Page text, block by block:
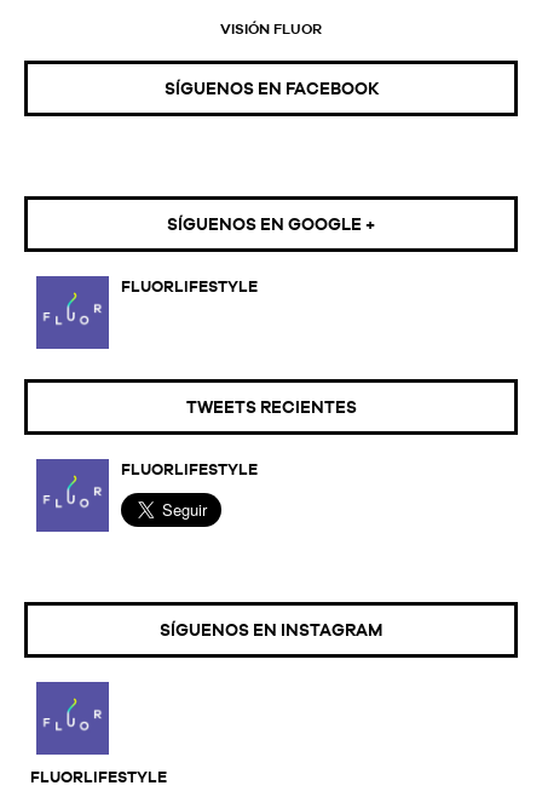
VISIÓN FLUOR
SÍGUENOS EN FACEBOOK
SÍGUENOS EN GOOGLE +
FLUORLIFESTYLE
TWEETS RECIENTES
FLUORLIFESTYLE
SÍGUENOS EN INSTAGRAM
FLUORLIFESTYLE